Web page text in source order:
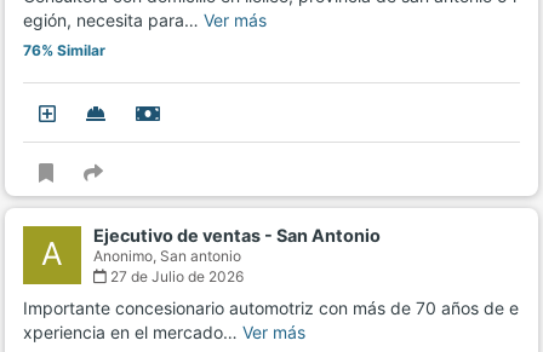
egión, necesita para… Ver más
76% Similar
A Ejecutivo de ventas - San Antonio
Anonimo, San antonio
27 de Julio de 2026
Importante concesionario automotriz con más de 70 años de e
xperiencia en el mercado… Ver más